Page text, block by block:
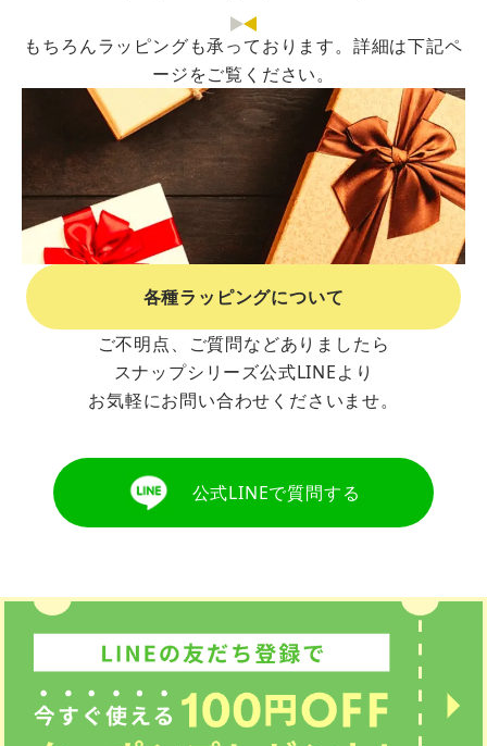
もちろんラッピングも承っております。詳細は下記ペ
ージをご覧ください。
各種ラッピングについて
ご不明点、ご質問などありましたら
スナップシリーズ公式LINEより
お気軽にお問い合わせくださいませ。
公式LINEで質問する